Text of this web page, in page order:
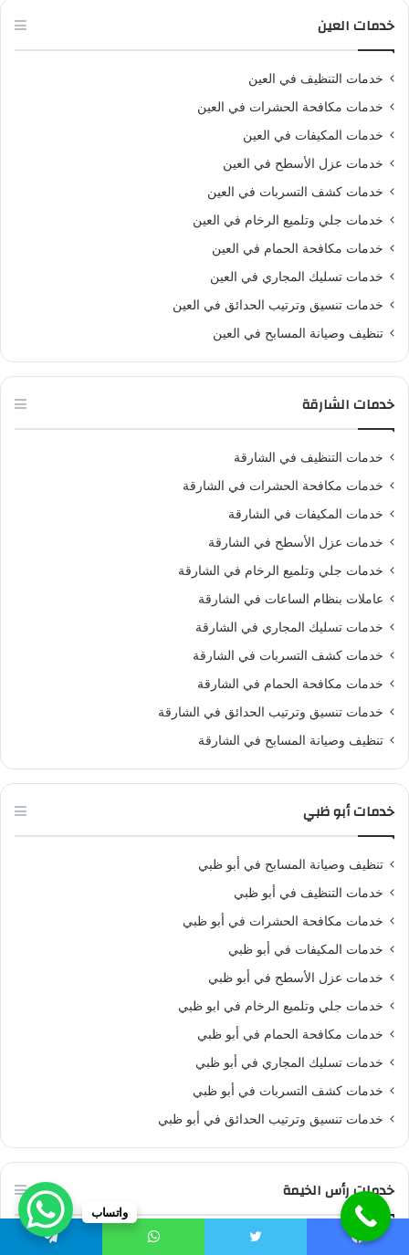
خدمات العين
خدمات التنظيف في العين
خدمات مكافحة الحشرات في العين
خدمات المكيفات في العين
خدمات عزل الأسطح في العين
خدمات كشف التسربات في العين
خدمات جلي وتلميع الرخام في العين
خدمات مكافحة الحمام في العين
خدمات تسليك المجاري في العين
خدمات تنسيق وترتيب الحدائق في العين
تنظيف وصيانة المسابح في العين
خدمات الشارقة
خدمات التنظيف في الشارقة
خدمات مكافحة الحشرات في الشارقة
خدمات المكيفات في الشارقة
خدمات عزل الأسطح في الشارقة
خدمات جلي وتلميع الرخام في الشارقة
عاملات بنظام الساعات في الشارقة
خدمات تسليك المجاري في الشارقة
خدمات كشف التسربات في الشارقة
خدمات مكافحة الحمام في الشارقة
خدمات تنسيق وترتيب الحدائق في الشارقة
تنظيف وصيانة المسابح في الشارقة
خدمات أبو ظبي
تنظيف وصيانة المسابح في أبو ظبي
خدمات التنظيف في أبو ظبي
خدمات مكافحة الحشرات في أبو ظبي
خدمات المكيفات في أبو ظبي
خدمات عزل الأسطح في أبو ظبي
خدمات جلي وتلميع الرخام في ابو ظبي
خدمات مكافحة الحمام في أبو ظبي
خدمات تسليك المجاري في أبو ظبي
خدمات كشف التسربات في أبو ظبي
خدمات تنسيق وترتيب الحدائق في أبو ظبي
خدمات رأس الخيمة
خدمات التنظيف في رأس الخيمة
واتساب